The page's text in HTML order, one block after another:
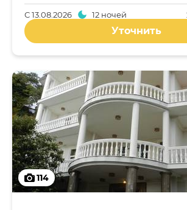
С13.08.2026 12 ночей
Уточнить
114